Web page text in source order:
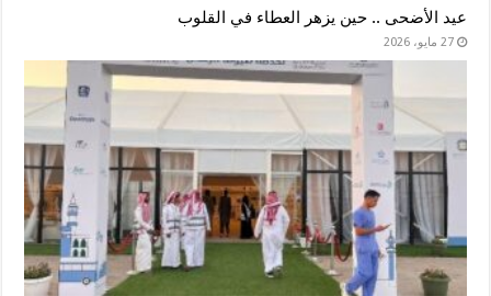
عيد الأضحى .. حين يزهر العطاء في القلوب
27 مايو، 2026